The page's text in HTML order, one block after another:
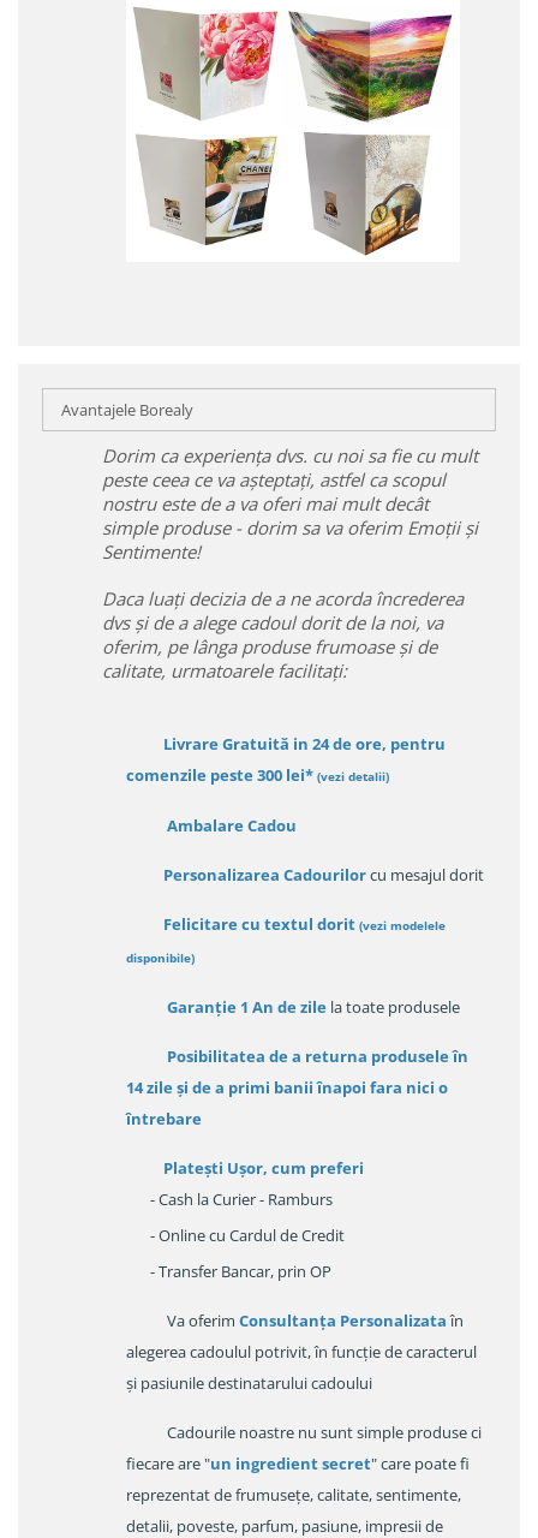
Avantajele Borealy
Dorim ca experiența dvs. cu noi sa fie cu mult
peste ceea ce va așteptați, astfel ca scopul
nostru este de a va oferi mai mult decât
simple produse - dorim sa va oferim Emoții și
Sentimente!
Daca luați decizia de a ne acorda încrederea
dvs și de a alege cadoul dorit de la noi, va
oferim, pe lânga produse frumoase și de
calitate, urmatoarele facilitați:
Livrare Gratuită in 24 de ore, pentru
comenzile peste 300 lei* (vezi detalii)
Ambalare Cadou
Personalizarea Cadourilorcu mesajul dorit
Felicitare cu textul dorit (vezi modelele
disponibile)
Garanție 1 An de zile la toate produsele
Posibilitatea de a returna produsele în
14 zileși de a primi banii înapoi fara nici o
întrebare
Platești Ușor, cum preferi
- Cash la Curier - Ramburs
- Online cu Cardul de Credit
- Transfer Bancar, prin OP
Va oferim Consultanța Personalizataîn
alegerea cadoulul potrivit, în funcție de caracterul
și pasiunile destinatarului cadoului
Cadourile noastre nu sunt simple produse ci
fiecare are "un ingredient secret" care poate fi
reprezentat de frumusețe, calitate, sentimente,
detalii, poveste, parfum, pasiune, impresii de